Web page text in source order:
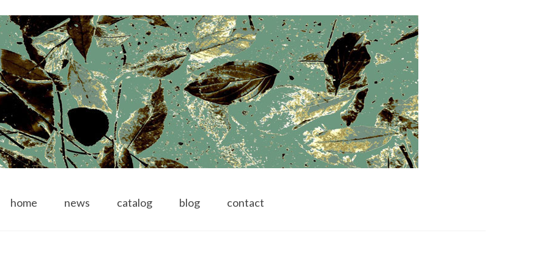
home news catalog blog contact